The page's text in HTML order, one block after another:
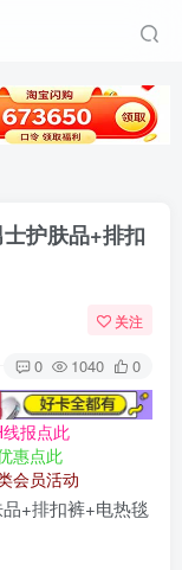
护肤品+排扣
关注
0 1040 0
报点此
惠点此
会员活动
+排扣裤+电热毯